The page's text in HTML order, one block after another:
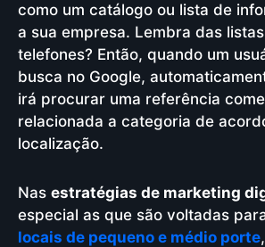
como um catálogo ou lista de
a sua empresa. Lembra das
telefones? Então, quando um
busca no Google,
irá procurar uma referência
relacionada a categoria de
localização.
Nas estratégias de marketing
especial as que são voltadas
locais de pequeno e médio porte